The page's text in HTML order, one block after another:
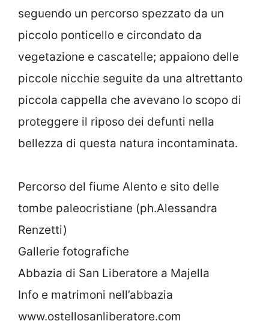
seguendo un percorso spezzato da un
piccolo ponticello e circondato da
vegetazione e cascatelle; appaiono delle
piccole nicchie seguite da una altrettanto
piccola cappella che avevano lo scopo di
proteggere il riposo dei defunti nella
bellezza di questa natura incontaminata.
Percorso del fiume Alento e sito delle
tombe paleocristiane (ph.Alessandra
Renzetti)
Gallerie fotografiche
Abbazia di San Liberatore a Majella
Info e matrimoni nell’abbazia
www.ostellosanliberatore.com